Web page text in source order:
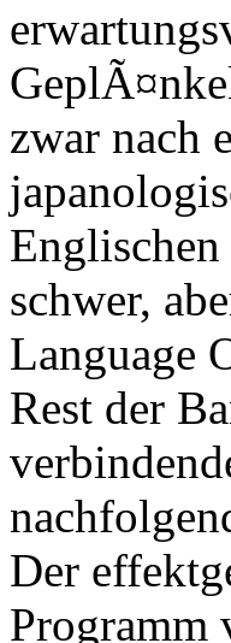
zwar nach
schwer,
Language
Rest der
Der